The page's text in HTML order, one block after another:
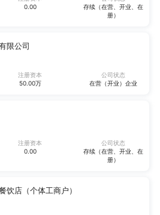
0.00
存续（在营、开业、在
册）
限公司
注册资本
50.00万
公司状态
在营（开业）企业
注册资本
0.00
公司状态
存续（在营、开业、在
册）
饮店（个体工商户）